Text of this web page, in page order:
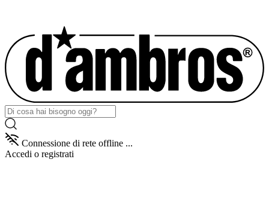
Connessione di rete offline ...
Accedi o registrati